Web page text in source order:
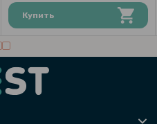
Купить